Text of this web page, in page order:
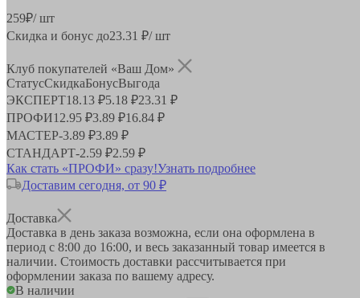
259₽/ шт
Скидка и бонус до23.31 ₽/ шт
Клуб покупателей «Ваш Дом»
СтатусСкидкаБонусВыгода
ЭКСПЕРТ18.13 ₽5.18 ₽23.31 ₽
ПРОФИ12.95 ₽3.89 ₽16.84 ₽
МАСТЕР-3.89 ₽3.89 ₽
СТАНДАРТ-2.59 ₽2.59 ₽
Как стать «ПРОФИ» сразу!Узнать подробнее
Доставим сегодня, от 90 ₽
Доставка
Доставка в день заказа возможна, если она оформлена в
период с 8:00 до 16:00, и весь заказанный товар имеется в
наличии. Стоимость доставки рассчитывается при
оформлении заказа по вашему адресу.
В наличии